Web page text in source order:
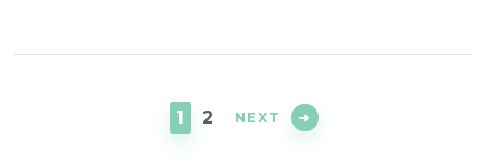
navigationPAGE
1 PAGE
2 NEXT